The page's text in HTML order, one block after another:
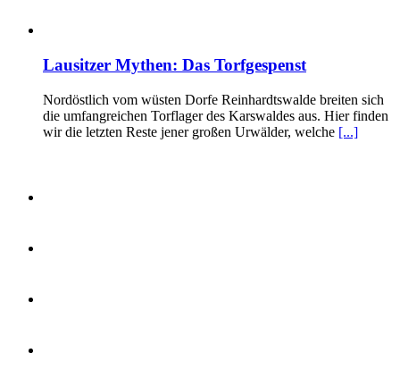
Lausitzer Mythen: Das Torfgespenst
Nordöstlich vom wüsten Dorfe Reinhardtswalde breiten sich
die umfangreichen Torflager des Karswaldes aus. Hier finden
wir die letzten Reste jener großen Urwälder, welche [...]